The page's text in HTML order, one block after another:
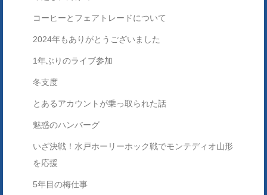
コーヒーとフェアトレードについて
2024年もありがとうございました
1年ぶりのライブ参加
冬支度
とあるアカウントが乗っ取られた話
魅惑のハンバーグ
いざ決戦！水戸ホーリーホック戦でモンテディオ山形
を応援
5年目の梅仕事